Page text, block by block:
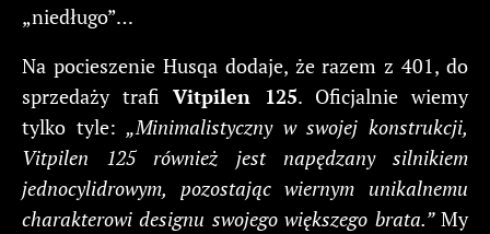
„niedługo”…
Na pocieszenie Husqa dodaje, że razem z 401, do
sprzedaży trafi Vitpilen 125. Oficjalnie wiemy
tylko tyle: „Minimalistyczny w swojej konstrukcji,
Vitpilen 125 również jest napędzany silnikiem
jednocylidrowym, pozostając wiernym unikalnemu
charakterowi designu swojego większego brata.”My